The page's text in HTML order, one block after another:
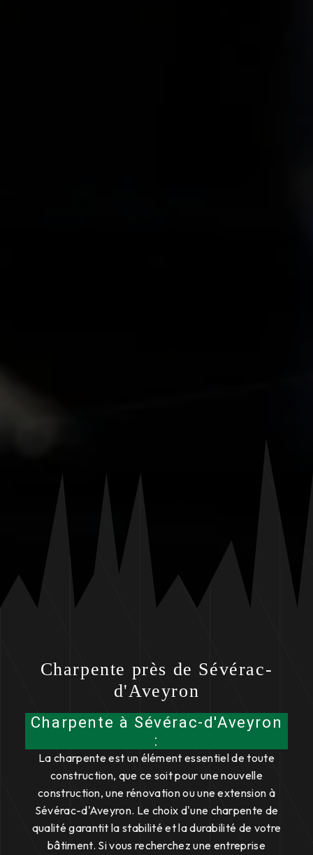
Charpente près de Sévérac-
d'Aveyron
Charpente à Sévérac-d'Aveyron
:
La charpente est un élément essentiel de toute
construction, que ce soit pour une nouvelle
construction, une rénovation ou une extension à
Sévérac-d'Aveyron. Le choix d'une charpente de
qualité garantit la stabilité et la durabilité de votre
bâtiment. Si vous recherchez une entreprise